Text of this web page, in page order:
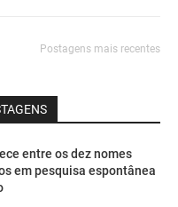
Postagens mais recentes
entre os dez nomes
em pesquisa espontânea